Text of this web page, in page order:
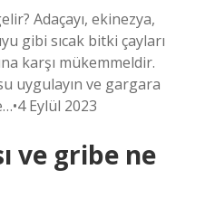
Adaçayı, ekinezya,
gibi sıcak bitki çayları
karşı mükemmeldir.
uygulayın ve gargara
Eylül 2023
ve gribe ne